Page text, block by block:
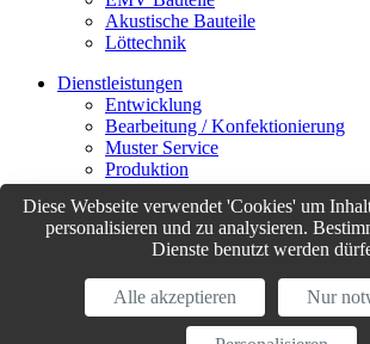
Akustische Bauteile
Löttechnik
Dienstleistungen
Entwicklung
Bearbeitung / Konfektionierung
Muster Service
Produktion
Logistik
Customer Support
Datenschutzerklärung
Allgemeine
Diese Webseite verwendet 'Cookies' um
personalisieren und zu analysieren.
Dienste benutzt werden
Alle akzeptieren Nur